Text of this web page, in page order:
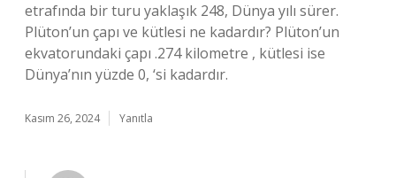
etrafında bir turu yaklaşık 248, Dünya yılı sürer.
Plüton’un çapı ve kütlesi ne kadardır? Plüton’un
ekvatorundaki çapı .274 kilometre , kütlesi ise
Dünya’nın yüzde 0, ‘si kadardır.
Kasım 26, 2024 Yanıtla